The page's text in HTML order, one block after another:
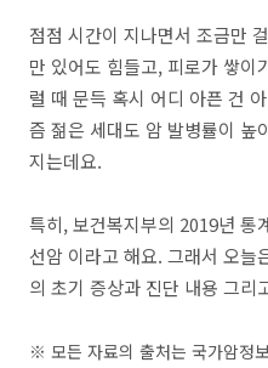
점점 시간이 지나면서 조금만
만 있어도 힘들고, 피로가 쌓이
럴 때 문득 혹시 어디 아픈 건
즘 젊은 세대도 암 발병률이 높
지는데요.
특히, 보건복지부의 2019년 통
선암 이라고 해요. 그래서 오늘
의 초기 증상과 진단 내용 그리
※ 모든 자료의 출처는 국가암정